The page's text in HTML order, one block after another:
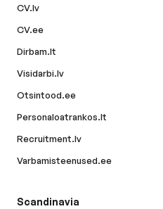
CV.lv
CV.ee
Dirbam.lt
Visidarbi.lv
Otsintood.ee
Personaloatrankos.lt
Recruitment.lv
Varbamisteenused.ee
Scandinavia